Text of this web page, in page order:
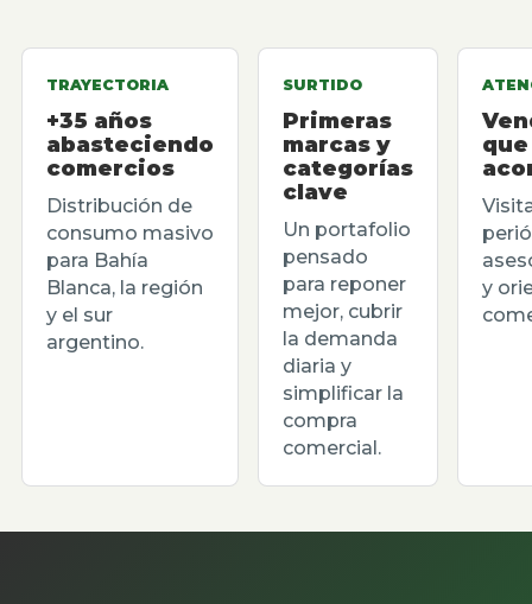
TRAYECTORIA
+35 años
abasteciendo
comercios
Distribución de
consumo masivo
para Bahía
Blanca, la región
y el sur
argentino.
SURTIDO
Primeras
marcas y
categorías
clave
Un portafolio
pensado
para reponer
mejor, cubrir
la demanda
diaria y
simplificar la
compra
comercial.
que
y